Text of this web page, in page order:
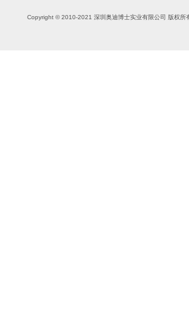
Copyright © 2010-2021 深圳奥迪博士实业有限公司 版权所